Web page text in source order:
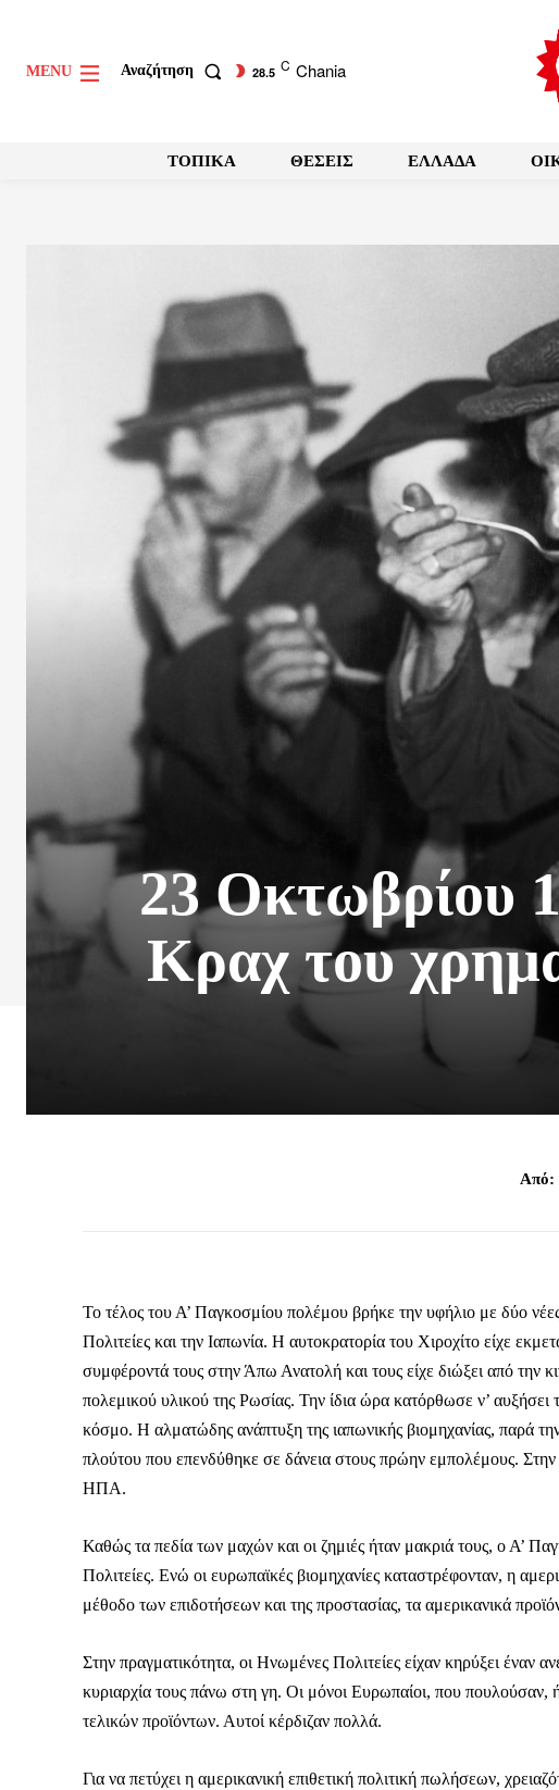
MENU Αναζήτηση 28.5 C Chania
ΤΟΠΙΚΑ ΘΕΣΕΙΣ ΕΛΛΑΔΑ
23 Οκτωβρίου
Κραχ του
Από:
Το τέλος του Α’ Παγκοσμίου πολέμου βρήκε την υφήλιο με δύο
Πολιτείες και την Ιαπωνία. Η αυτοκρατορία του Χιροχίτο είχε
συμφέροντά τους στην Άπω Ανατολή και τους είχε διώξει από την
πολεμικού υλικού της Ρωσίας. Την ίδια ώρα κατόρθωσε ν’ αυξήσει
κόσμο. Η αλματώδης ανάπτυξη της ιαπωνικής βιομηχανίας, παρά
πλούτου που επενδύθηκε σε δάνεια στους πρώην εμπολέμους. Στην
ΗΠΑ.
Καθώς τα πεδία των μαχών και οι ζημιές ήταν μακριά τους, ο Α’
Πολιτείες. Ενώ οι ευρωπαϊκές βιομηχανίες καταστρέφονταν, η
μέθοδο των επιδοτήσεων και της προστασίας, τα αμερικανικά
Στην πραγματικότητα, οι Ηνωμένες Πολιτείες είχαν κηρύξει έναν
κυριαρχία τους πάνω στη γη. Οι μόνοι Ευρωπαίοι, που πουλούσαν,
τελικών προϊόντων. Αυτοί κέρδιζαν πολλά.
Για να πετύχει η αμερικανική επιθετική πολιτική πωλήσεων,